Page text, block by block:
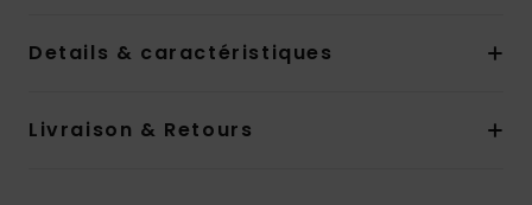
Details & caractéristiques
Livraison & Retours